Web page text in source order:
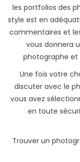
les portfolios des
style est en
commentaires et
vous donnera
photographe et
Une fois votre
discuter avec le
vous avez
en toute
Trouver un